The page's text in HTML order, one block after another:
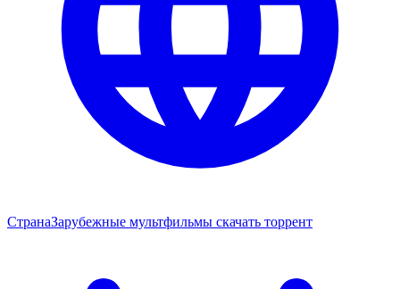
СтранаЗарубежные мультфильмы скачать торрент